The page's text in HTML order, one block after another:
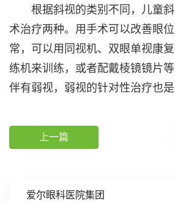
爱尔眼科医院集团
根据斜视的类别不同，儿童斜
术治疗两种。用手术可以改善眼
常，可以用同视机、双眼单视康
练机来训练，或者配戴棱镜镜片
伴有弱视，弱视的针对性治疗也是
上一篇